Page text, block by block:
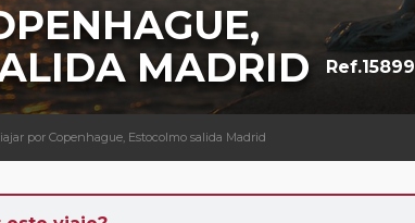
MADRID
Ref.15899
por Copenhague, Estocolmo salida Madrid